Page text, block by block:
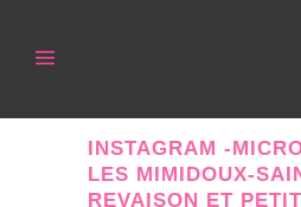
INSTAGRAM -
LES MIMIDOUX-
REVAISON ET